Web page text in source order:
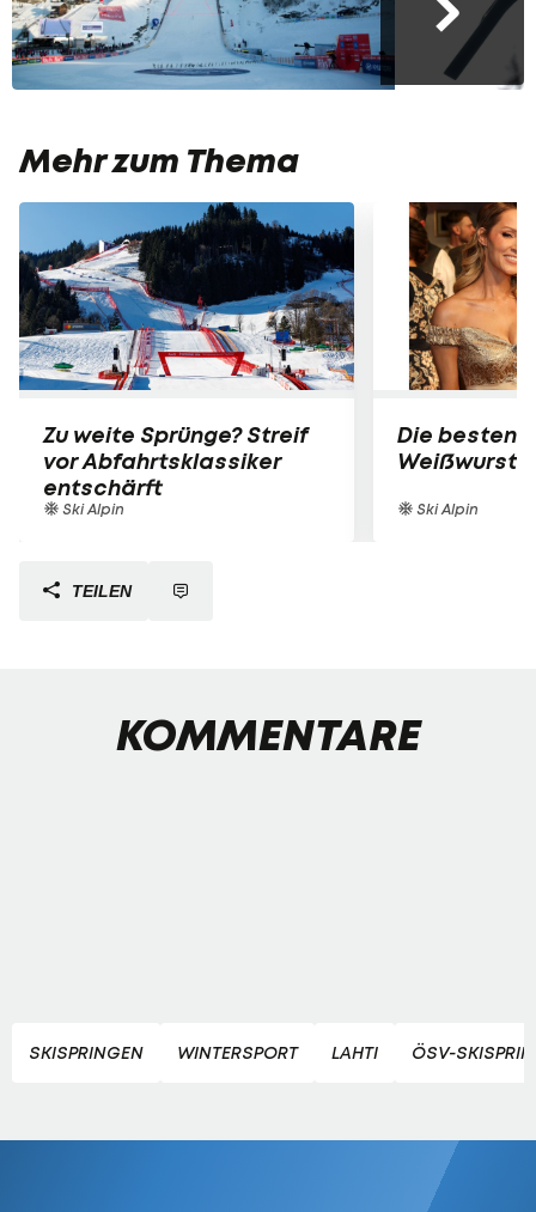
Mehr zum Thema
Zu weite Sprünge? Streif
vor Abfahrtsklassiker
entschärft
Ski Alpin
Die besten
Weißwurst-
Ski Alpin
TEILEN
KOMMENTARE
SKISPRINGEN WINTERSPORT LAHTI ÖSV-